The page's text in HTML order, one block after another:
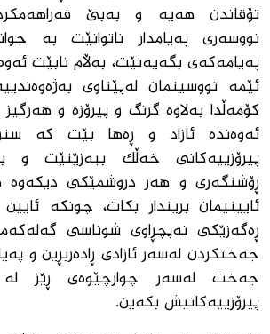
تۆقاندن هه‌یه‌ و بەبێ
نووسەری پەیامدار ناتوانێت بە
پەیامەکەی بگەیەنێت، بەڵام نابێت
ئێمە نووسینمان لەپێناوی
کۆمەڵدا بەلاوە گرنگ و پیرۆزە و
ئەوەندە ئازاد و ڕەها بێت کە
پیرۆزییەکانی خەڵک ببەزێنێت و
ڕۆشنگەری و هەر دروشمێکی
ئایینیمان بریندار بکات، چونکە
ڕەگەزێکی نەپچڕاوی شوناسی
جەختکردن لەسەر ئازادی ڕادەربڕین و
جەخت لەسەر چوارچێوەی ڕێز
پیرۆزییەکانیش بکەین.